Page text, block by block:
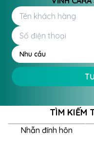
Nhu cầu
TÌM KIẾM
Nhẫn đính hôn